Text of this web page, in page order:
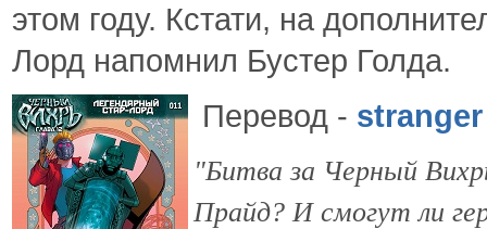
этом году. Кстати, на
Лорд напомнил Бустер Голда.
Перевод - stranger
"Битва за Черный
Прайд? И смогут ли